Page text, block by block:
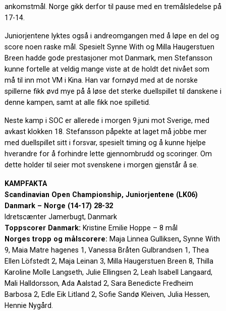
ankomstmål. Norge gikk derfor til pause med en tremålsledelse på
17-14.
Juniorjentene lyktes også i andreomgangen med å løpe en del og
score noen raske mål. Spesielt Synne With og Milla Haugerstuen
Breen hadde gode prestasjoner mot Danmark, men Stefansson
kunne fortelle at veldig mange viste at de holdt det nivået som
må til inn mot VM i Kina. Han var fornøyd med at de norske
spillerne fikk øvd mye på å løse det sterke duellspillet til danskene i
denne kampen, samt at alle fikk noe spilletid.
Neste kamp i SOC er allerede i morgen 9.juni mot Sverige, med
avkast klokken 18. Stefansson påpekte at laget må jobbe mer
med duellspillet sitt i forsvar, spesielt timing og å kunne hjelpe
hverandre for å forhindre lette gjennombrudd og scoringer. Om
dette holder til seier mot svenskene i morgen gjenstår å se.
KAMPFAKTA
Scandinavian Open Championship, Juniorjentene (LK06)
Danmark – Norge (14-17) 28-32
Idretscænter Jamerbugt, Danmark
Toppscorer Danmark: Kristine Emilie Hoppe – 8 mål
Norges tropp og målscorere: Maja Linnea Gulliksen, Synne With
9, Maia Matre hagenes 1, Vanessa Bråten Gulbrandsen 1, Thea
Ellen Löfstedt 2, Maja Leinan 3, Milla Haugerstuen Breen 8, Thilla
Karoline Molle Langseth, Julie Ellingsen 2, Leah Isabell Langaard,
Mali Halldorsson, Ada Aalstad 2, Sara Benedicte Fredheim
Barbosa 2, Edle Eik Litland 2, Sofie Sandø Kleiven, Julia Hessen,
Hennie Nygård.